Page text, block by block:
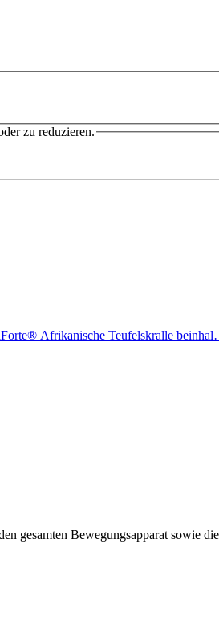
zu reduzieren.
Afrikanische Teufelskralle
gesamten Bewegungsapparat sowie